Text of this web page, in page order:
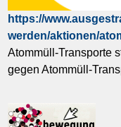
https://
werden/aktionen/
Atommüll-Transporte
gegen Atommüll-